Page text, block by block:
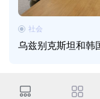
乌兹别克斯坦和韩
社会